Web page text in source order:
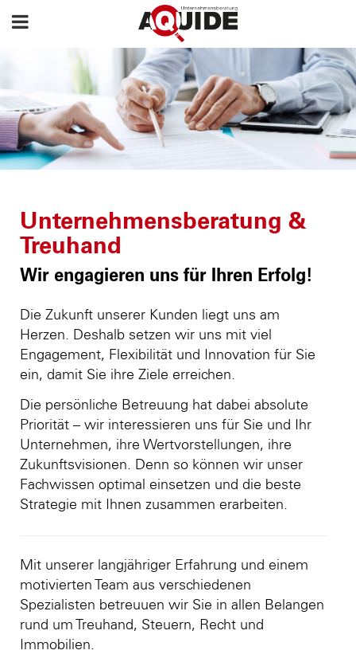
Unternehmensberatung &
Treuhand
Wir engagieren uns für Ihren Erfolg!
Die Zukunft unserer Kunden liegt uns am
Herzen. Deshalb setzen wir uns mit viel
Engagement, Flexibilität und Innovation für Sie
ein, damit Sie ihre Ziele erreichen.
Die persönliche Betreuung hat dabei absolute
Priorität – wir interessieren uns für Sie und Ihr
Unternehmen, ihre Wertvorstellungen, ihre
Zukunftsvisionen. Denn so können wir unser
Fachwissen optimal einsetzen und die beste
Strategie mit Ihnen zusammen erarbeiten.
Mit unserer langjähriger Erfahrung und einem
motivierten Team aus verschiedenen
Spezialisten betreuuen wir Sie in allen Belangen
rund um Treuhand, Steuern, Recht und
Immobilien.